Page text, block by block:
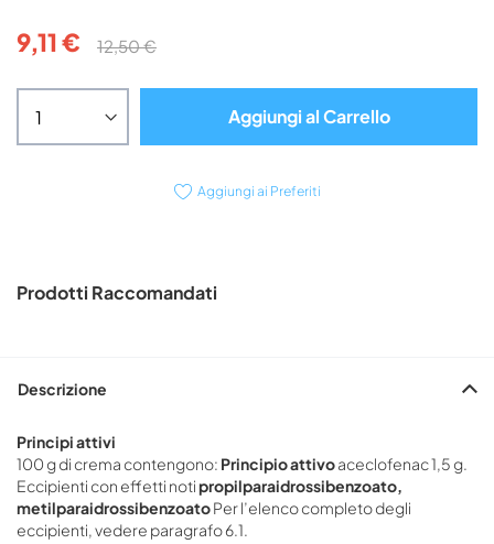
9,11 € 12,50 €
Aggiungi al Carrello
Aggiungi ai Preferiti
immagini
Prodotti Raccomandati
Descrizione
Principi attivi
100 g di crema contengono: Principio attivoaceclofenac 1,5 g.
Eccipienti con effetti notipropilparaidrossibenzoato,
metilparaidrossibenzoatoPer l’elenco completo degli
eccipienti, vedere paragrafo 6.1.